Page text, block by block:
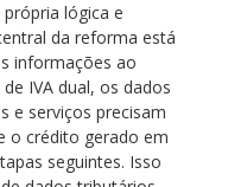
lógica e
da reforma está
informações ao
IVA dual, os dados
e serviços precisam
o crédito gerado em
seguintes. Isso